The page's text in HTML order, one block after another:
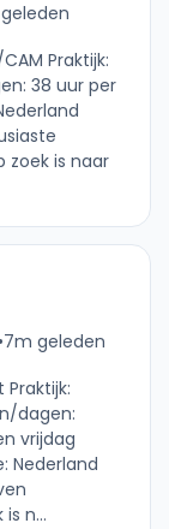
Praktijk:
38 uur per
zoek is naar
•7m geleden
dagen:
vrijdag
Nederland
n...